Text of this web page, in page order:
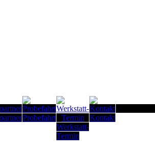
Probefahrt
Werkstatt-
Termin
Kontakt